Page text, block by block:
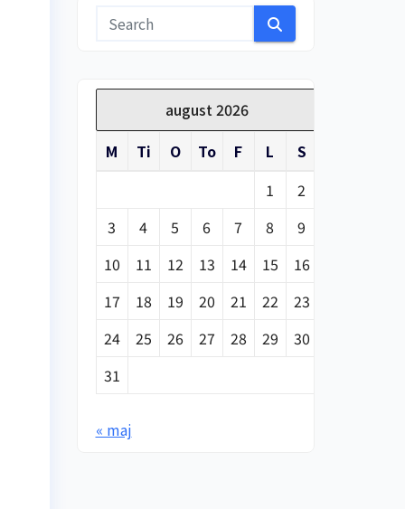
august 2026
M
Ti O To F L
S
1
2
3
4 5 6 7 8
9
10
11 12 13 14 15
16
17
18 19 20 21 22
23
24
25 26 27 28 29
30
31
« maj